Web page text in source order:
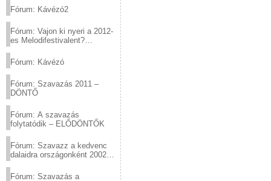
Fórum: Kávézó2
Fórum: Vajon ki nyeri a 2012-
es Melodifestivalent?
Fórum: Kávézó
Fórum: Szavazás 2011 –
DÖNTŐ
Fórum: A szavazás
folytatódik – ELŐDÖNTŐK
Fórum: Szavazz a kedvenc
dalaidra országonként 2002
Fórum: Szavazás a